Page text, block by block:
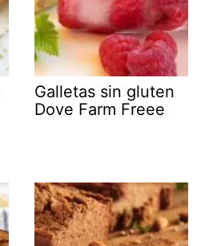
Galletas sin gluten
Dove Farm Freee